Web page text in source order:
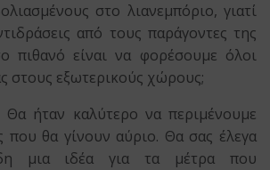
στο λιανεμπόριο, γιατί
από τους παράγοντες της
πιθανό είναι να φορέσουμε όλοι
στους εξωτερικούς χώρους;
Θα ήταν καλύτερο να περιμένουμε
που θα γίνουν αύριο. Θα σας έλεγα
μια ιδέα για τα μέτρα που